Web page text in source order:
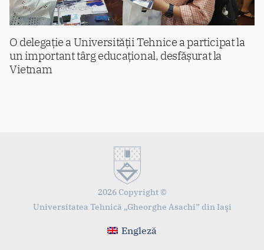
O delegație a Universității Tehnice a participat la
un important târg educațional, desfășurat la
Vietnam
2026 Copyright ©
Universitatea Tehnică „Gheorghe Asachi” din Iaşi
Engleză